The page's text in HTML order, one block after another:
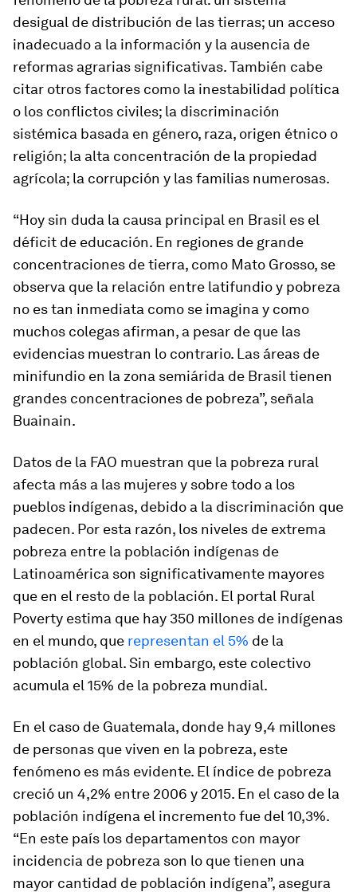
desigual de distribución de las tierras; un acceso
inadecuado a la información y la ausencia de
reformas agrarias significativas. También cabe
citar otros factores como la inestabilidad política
o los conflictos civiles; la discriminación
sistémica basada en género, raza, origen étnico o
religión; la alta concentración de la propiedad
agrícola; la corrupción y las familias numerosas.
“Hoy sin duda la causa principal en Brasil es el
déficit de educación. En regiones de grande
concentraciones de tierra, como Mato Grosso, se
observa que la relación entre latifundio y pobreza
no es tan inmediata como se imagina y como
muchos colegas afirman, a pesar de que las
evidencias muestran lo contrario. Las áreas de
minifundio en la zona semiárida de Brasil tienen
grandes concentraciones de pobreza”, señala
Buainain.
Datos de la FAO muestran que la pobreza rural
afecta más a las mujeres y sobre todo a los
pueblos indígenas, debido a la discriminación que
padecen. Por esta razón, los niveles de extrema
pobreza entre la población indígenas de
Latinoamérica son significativamente mayores
que en el resto de la población. El portal Rural
Poverty estima que hay 350 millones de indígenas
en el mundo, que representan el 5% de la
población global. Sin embargo, este colectivo
acumula el 15% de la pobreza mundial.
En el caso de Guatemala, donde hay 9,4 millones
de personas que viven en la pobreza, este
fenómeno es más evidente. El índice de pobreza
creció un 4,2% entre 2006 y 2015. En el caso de la
población indígena el incremento fue del 10,3%.
“En este país los departamentos con mayor
incidencia de pobreza son lo que tienen una
mayor cantidad de población indígena”, asegura